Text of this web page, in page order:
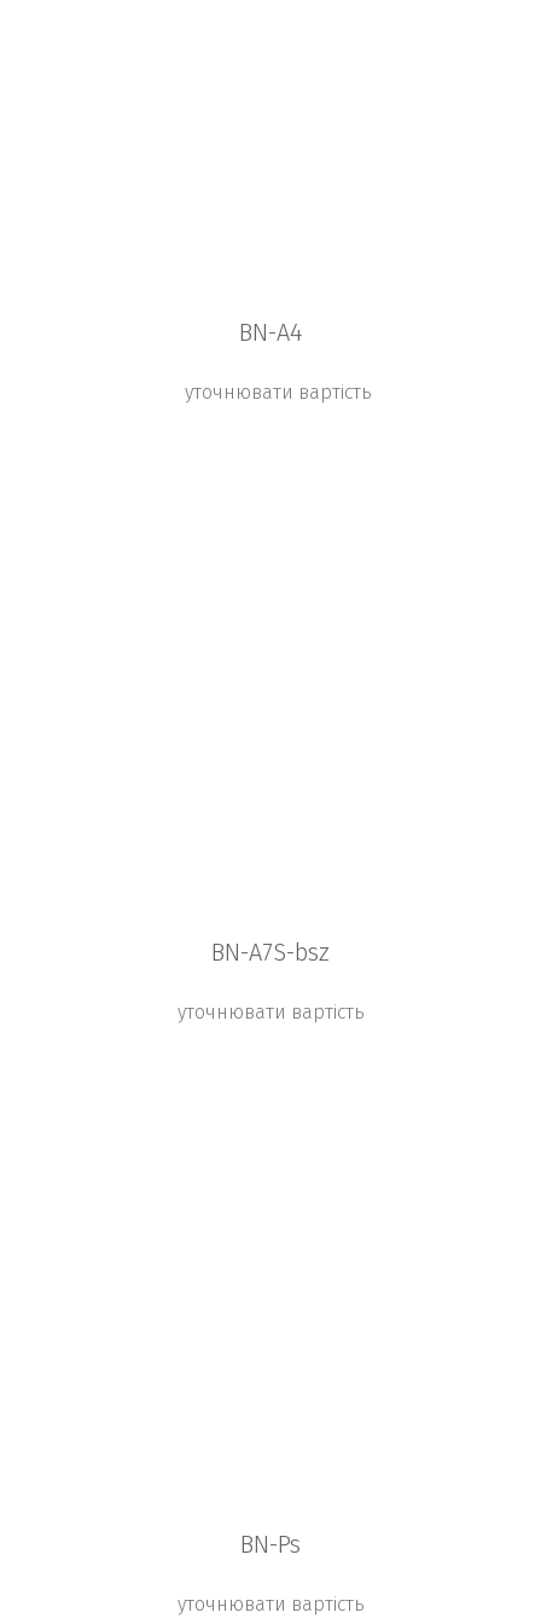
BN-A4
уточнювати вартість
BN-A7S-bsz
уточнювати вартість
BN-Ps
уточнювати вартість